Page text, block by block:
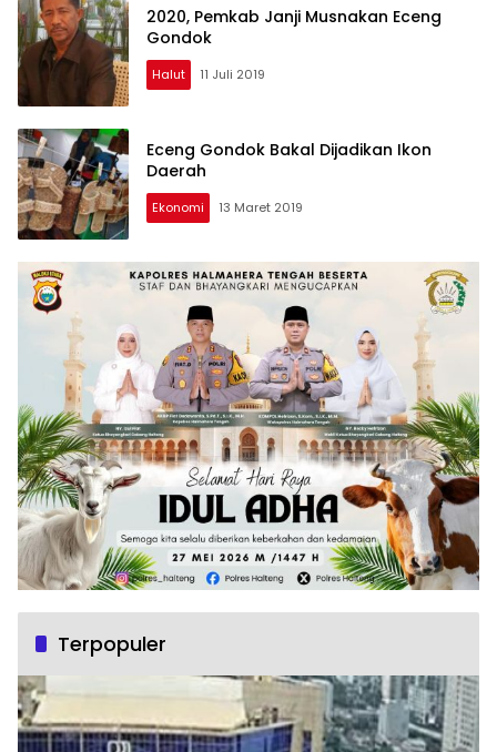
2020, Pemkab Janji Musnakan Eceng
Gondok
Halut 11 Juli 2019
Eceng Gondok Bakal Dijadikan Ikon
Daerah
Ekonomi 13 Maret 2019
Terpopuler